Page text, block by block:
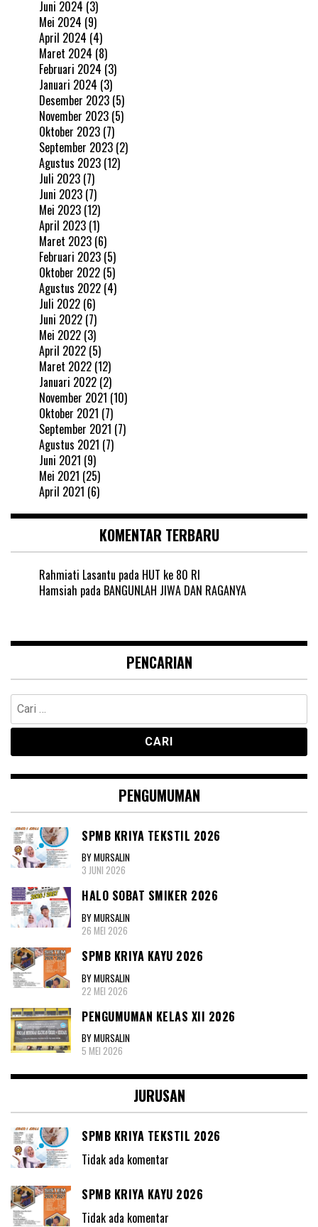
Juni 2024 (3)
Mei 2024 (9)
April 2024 (4)
Maret 2024 (8)
Februari 2024 (3)
Januari 2024 (3)
Desember 2023 (5)
November 2023 (5)
Oktober 2023 (7)
September 2023 (2)
Agustus 2023 (12)
Juli 2023 (7)
Juni 2023 (7)
Mei 2023 (12)
April 2023 (1)
Maret 2023 (6)
Februari 2023 (5)
Oktober 2022 (5)
Agustus 2022 (4)
Juli 2022 (6)
Juni 2022 (7)
Mei 2022 (3)
April 2022 (5)
Maret 2022 (12)
Januari 2022 (2)
November 2021 (10)
Oktober 2021 (7)
September 2021 (7)
Agustus 2021 (7)
Juni 2021 (9)
Mei 2021 (25)
April 2021 (6)
KOMENTAR TERBARU
Rahmiati Lasantu pada HUT ke 80 RI
Hamsiah pada BANGUNLAH JIWA DAN RAGANYA
PENCARIAN
Cari
untuk:
PENGUMUMAN
SPMB KRIYA TEKSTIL 2026
BY MURSALIN
3 JUNI 2026
HALO SOBAT SMIKER 2026
BY MURSALIN
26 MEI 2026
SPMB KRIYA KAYU 2026
BY MURSALIN
22 MEI 2026
PENGUMUMAN KELAS XII 2026
BY MURSALIN
5 MEI 2026
JURUSAN
SPMB KRIYA TEKSTIL 2026
Tidak ada komentar
SPMB KRIYA KAYU 2026
Tidak ada komentar